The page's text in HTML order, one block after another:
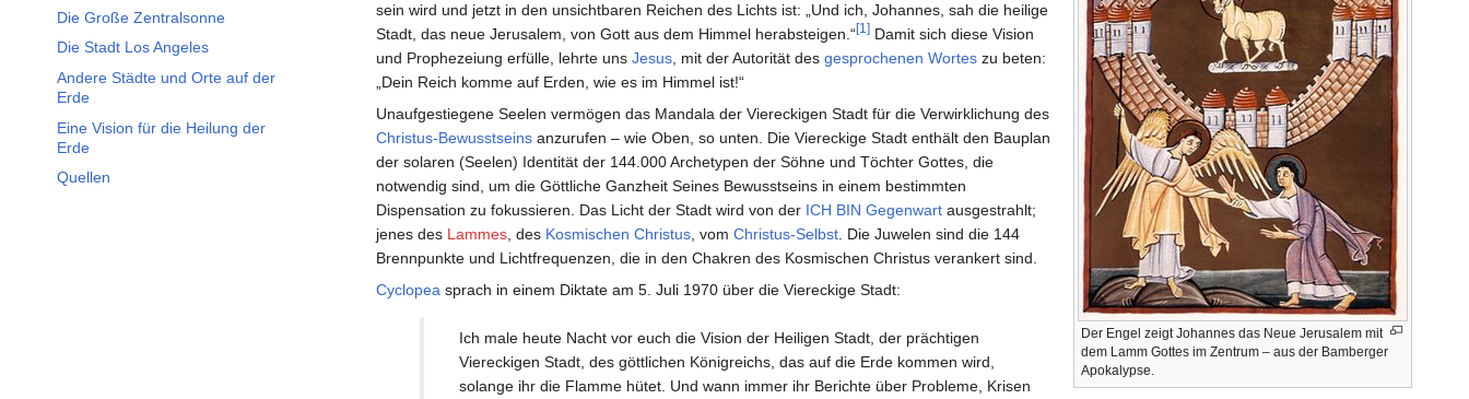
Die Große Zentralsonne
Die Stadt Los Angeles
Andere Städte und Orte auf der
Erde
Eine Vision für die Heilung der
Erde
Quellen
Der Engel zeigt Johannes das Neue Jerusalem mit
dem Lamm Gottes im Zentrum – aus der Bamberger
Apokalypse.
sein wird und jetzt in den unsichtbaren Reichen des Lichts ist: „Und ich, Johannes, sah die heilige
Stadt, das neue Jerusalem, von Gott aus dem Himmel herabsteigen.“[1] Damit sich diese Vision
und Prophezeiung erfülle, lehrte uns Jesus, mit der Autorität des gesprochenen Wortes zu beten:
„Dein Reich komme auf Erden, wie es im Himmel ist!“
Unaufgestiegene Seelen vermögen das Mandala der Viereckigen Stadt für die Verwirklichung des
Christus-Bewusstseins anzurufen – wie Oben, so unten. Die Viereckige Stadt enthält den Bauplan
der solaren (Seelen) Identität der 144.000 Archetypen der Söhne und Töchter Gottes, die
notwendig sind, um die Göttliche Ganzheit Seines Bewusstseins in einem bestimmten
Dispensation zu fokussieren. Das Licht der Stadt wird von der ICH BIN Gegenwart ausgestrahlt;
jenes des Lammes, des Kosmischen Christus, vom Christus-Selbst. Die Juwelen sind die 144
Brennpunkte und Lichtfrequenzen, die in den Chakren des Kosmischen Christus verankert sind.
Cyclopea sprach in einem Diktate am 5. Juli 1970 über die Viereckige Stadt:
Ich male heute Nacht vor euch die Vision der Heiligen Stadt, der prächtigen
Viereckigen Stadt, des göttlichen Königreichs, das auf die Erde kommen wird,
solange ihr die Flamme hütet. Und wann immer ihr Berichte über Probleme, Krisen